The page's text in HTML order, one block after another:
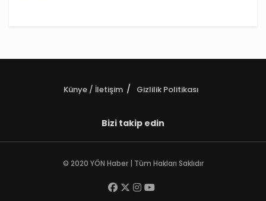
Künye / İletişim Gizlilik Politikası
Bizi takip edin
© 2020 YÖN Haber | Tüm Hakları Saklıdır